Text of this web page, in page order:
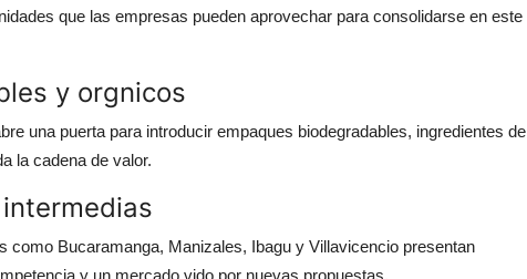
que las empresas pueden aprovechar para consolidarse en este
y orgnicos
una puerta para introducir empaques biodegradables, ingredientes de
la cadena de valor.
como Bucaramanga, Manizales, Ibagu y Villavicencio presentan
y un mercado vido por nuevas propuestas.